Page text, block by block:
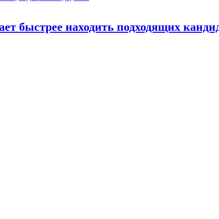
быстрее находить подходящих